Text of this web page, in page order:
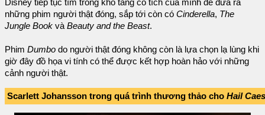
Disney tiếp tục tìm trong kho tàng cổ tích của mình để đưa ra
những phim người thật đóng, sắp tới còn có Cinderella, The
Jungle Book và Beauty and the Beast.
Phim Dumbo do người thật đóng không còn là lựa chọn lạ lùng khi
giờ đây đồ họa vi tính có thể được kết hợp hoàn hảo với những
cảnh người thật.
Scarlett Johansson trong quá trình thương thảo cho Hail